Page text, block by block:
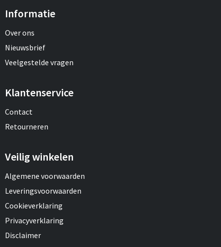
Informatie
Over ons
Nieuwsbrief
Veelgestelde vragen
Klantenservice
Contact
Retourneren
Veilig winkelen
Algemene voorwaarden
Leveringsvoorwaarden
Cookieverklaring
Privacyverklaring
Disclaimer